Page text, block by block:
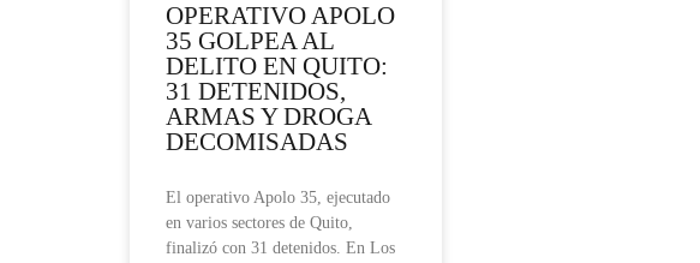
OPERATIVO APOLO
35 GOLPEA AL
DELITO EN QUITO:
31 DETENIDOS,
ARMAS Y DROGA
DECOMISADAS
El operativo Apolo 35, ejecutado
en varios sectores de Quito,
finalizó con 31 detenidos. En Los